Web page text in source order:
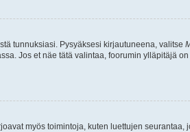
tunnuksiasi. Pysyäksesi kirjautuneena, valitse
Jos et näe tätä valintaa, foorumin ylläpitäjä
myös toimintoja, kuten luettujen seurantaa,